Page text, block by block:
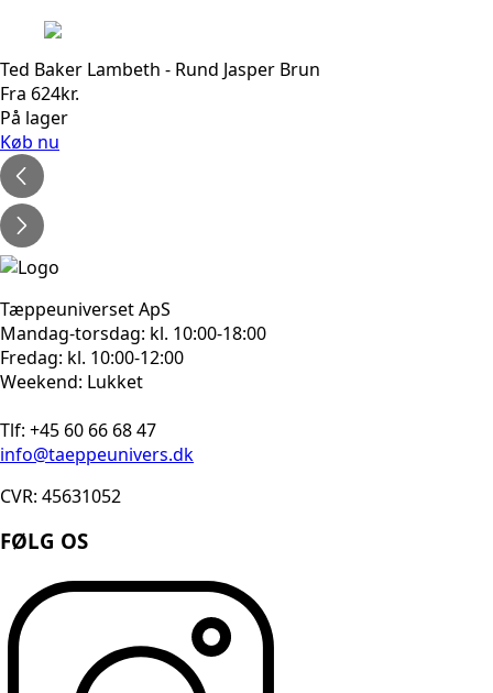
Ted Baker Lambeth - Rund Jasper Brun
Fra 624kr.
På lager
Køb nu
Tæppeuniverset ApS
Mandag-torsdag: kl. 10:00-18:00
Fredag: kl. 10:00-12:00
Weekend: Lukket
Tlf: +45 60 66 68 47
info@taeppeunivers.dk
CVR: 45631052
FØLG OS